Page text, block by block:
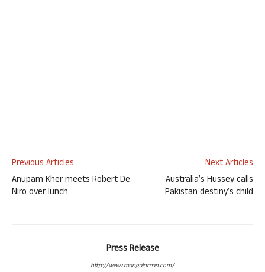
Previous Articles
Anupam Kher meets Robert De
Niro over lunch
Next Articles
Australia’s Hussey calls
Pakistan destiny’s child
Press Release
http://www.mangalorean.com/